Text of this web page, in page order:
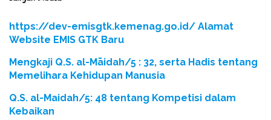
https://dev-emisgtk.kemenag.go.id/ Alamat
Website EMIS GTK Baru
Mengkaji Q.S. al-Māidah/5 : 32, serta Hadis tentang
Memelihara Kehidupan Manusia
Q.S. al-Maidah/5: 48 tentang Kompetisi dalam
Kebaikan